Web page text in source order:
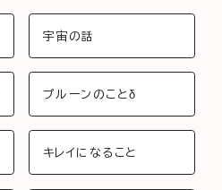
宇宙の話
プルーンのことδ
キレイになること